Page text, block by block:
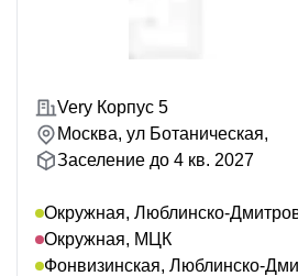
Very Корпус 5
Москва, ул Ботаническая,
Заселение до 4 кв. 2027
Окружная, Люблинско-
Окружная, МЦК
Фонвизинская, Люблинско-